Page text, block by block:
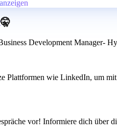
🤫
Development Manager-
Plattformen wie LinkedIn, um
vor! Informiere dich über